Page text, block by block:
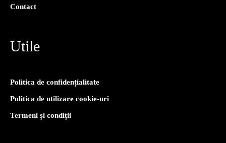
Contact
Utile
Politica de confidențialitate
Politica de utilizare cookie-uri
Termeni și condiții